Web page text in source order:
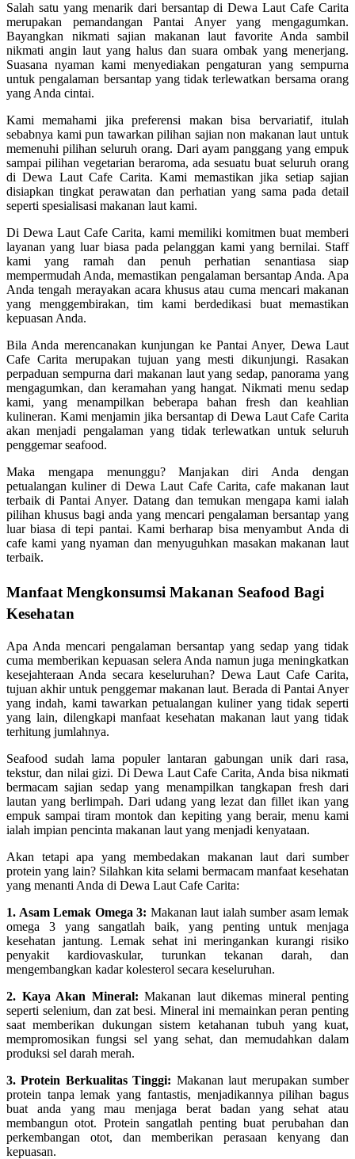
Salah satu yang menarik dari bersantap di Dewa Laut Cafe Carita
merupakan pemandangan Pantai Anyer yang mengagumkan.
Bayangkan nikmati sajian makanan laut favorite Anda sambil
nikmati angin laut yang halus dan suara ombak yang menerjang.
Suasana nyaman kami menyediakan pengaturan yang sempurna
untuk pengalaman bersantap yang tidak terlewatkan bersama orang
yang Anda cintai.
Kami memahami jika preferensi makan bisa bervariatif, itulah
sebabnya kami pun tawarkan pilihan sajian non makanan laut untuk
memenuhi pilihan seluruh orang. Dari ayam panggang yang empuk
sampai pilihan vegetarian beraroma, ada sesuatu buat seluruh orang
di Dewa Laut Cafe Carita. Kami memastikan jika setiap sajian
disiapkan tingkat perawatan dan perhatian yang sama pada detail
seperti spesialisasi makanan laut kami.
Di Dewa Laut Cafe Carita, kami memiliki komitmen buat memberi
layanan yang luar biasa pada pelanggan kami yang bernilai. Staff
kami yang ramah dan penuh perhatian senantiasa siap
mempermudah Anda, memastikan pengalaman bersantap Anda. Apa
Anda tengah merayakan acara khusus atau cuma mencari makanan
yang menggembirakan, tim kami berdedikasi buat memastikan
kepuasan Anda.
Bila Anda merencanakan kunjungan ke Pantai Anyer, Dewa Laut
Cafe Carita merupakan tujuan yang mesti dikunjungi. Rasakan
perpaduan sempurna dari makanan laut yang sedap, panorama yang
mengagumkan, dan keramahan yang hangat. Nikmati menu sedap
kami, yang menampilkan beberapa bahan fresh dan keahlian
kulineran. Kami menjamin jika bersantap di Dewa Laut Cafe Carita
akan menjadi pengalaman yang tidak terlewatkan untuk seluruh
penggemar seafood.
Maka mengapa menunggu? Manjakan diri Anda dengan
petualangan kuliner di Dewa Laut Cafe Carita, cafe makanan laut
terbaik di Pantai Anyer. Datang dan temukan mengapa kami ialah
pilihan khusus bagi anda yang mencari pengalaman bersantap yang
luar biasa di tepi pantai. Kami berharap bisa menyambut Anda di
cafe kami yang nyaman dan menyuguhkan masakan makanan laut
terbaik.
Manfaat Mengkonsumsi Makanan Seafood Bagi
Kesehatan
Apa Anda mencari pengalaman bersantap yang sedap yang tidak
cuma memberikan kepuasan selera Anda namun juga meningkatkan
kesejahteraan Anda secara keseluruhan? Dewa Laut Cafe Carita,
tujuan akhir untuk penggemar makanan laut. Berada di Pantai Anyer
yang indah, kami tawarkan petualangan kuliner yang tidak seperti
yang lain, dilengkapi manfaat kesehatan makanan laut yang tidak
terhitung jumlahnya.
Seafood sudah lama populer lantaran gabungan unik dari rasa,
tekstur, dan nilai gizi. Di Dewa Laut Cafe Carita, Anda bisa nikmati
bermacam sajian sedap yang menampilkan tangkapan fresh dari
lautan yang berlimpah. Dari udang yang lezat dan fillet ikan yang
empuk sampai tiram montok dan kepiting yang berair, menu kami
ialah impian pencinta makanan laut yang menjadi kenyataan.
Akan tetapi apa yang membedakan makanan laut dari sumber
protein yang lain? Silahkan kita selami bermacam manfaat kesehatan
yang menanti Anda di Dewa Laut Cafe Carita:
1. Asam Lemak Omega 3: Makanan laut ialah sumber asam lemak
omega 3 yang sangatlah baik, yang penting untuk menjaga
kesehatan jantung. Lemak sehat ini meringankan kurangi risiko
penyakit kardiovaskular, turunkan tekanan darah, dan
mengembangkan kadar kolesterol secara keseluruhan.
2. Kaya Akan Mineral: Makanan laut dikemas mineral penting
seperti selenium, dan zat besi. Mineral ini memainkan peran penting
saat memberikan dukungan sistem ketahanan tubuh yang kuat,
mempromosikan fungsi sel yang sehat, dan memudahkan dalam
produksi sel darah merah.
3. Protein Berkualitas Tinggi: Makanan laut merupakan sumber
protein tanpa lemak yang fantastis, menjadikannya pilihan bagus
buat anda yang mau menjaga berat badan yang sehat atau
membangun otot. Protein sangatlah penting buat perubahan dan
perkembangan otot, dan memberikan perasaan kenyang dan
kepuasan.